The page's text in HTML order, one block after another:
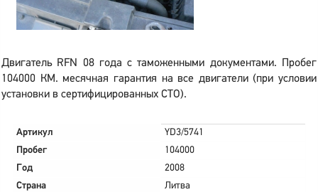
Двигатель RFN 08 года с таможенными документами. Пробег
104000 КМ. месячная гарантия на все двигатели (при условии
установки в сертифицированных СТО).
Артикул
YD3/5741
Пробег
104000
Год
2008
Страна
Литва